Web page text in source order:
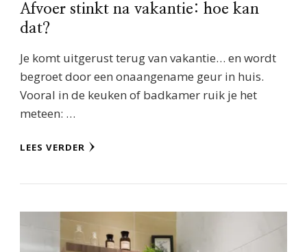
Afvoer stinkt na vakantie: hoe kan
dat?
Je komt uitgerust terug van vakantie… en wordt
begroet door een onaangename geur in huis.
Vooral in de keuken of badkamer ruik je het
meteen: …
LEES VERDER